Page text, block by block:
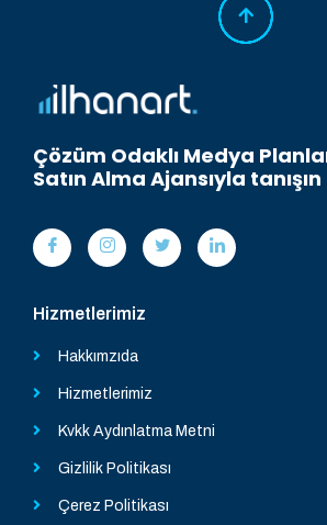
Çözüm Odaklı Medya
Satın Alma Ajansıyla tanışın
Hizmetlerimiz
Hakkımzıda
Hizmetlerimiz
Kvkk Aydınlatma Metni
Gizlilik Politikası
Çerez Politikası